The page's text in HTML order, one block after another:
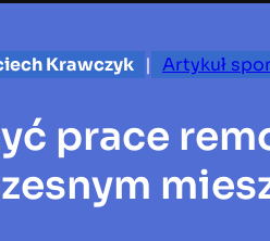
Krawczyk | Artykuł
prace